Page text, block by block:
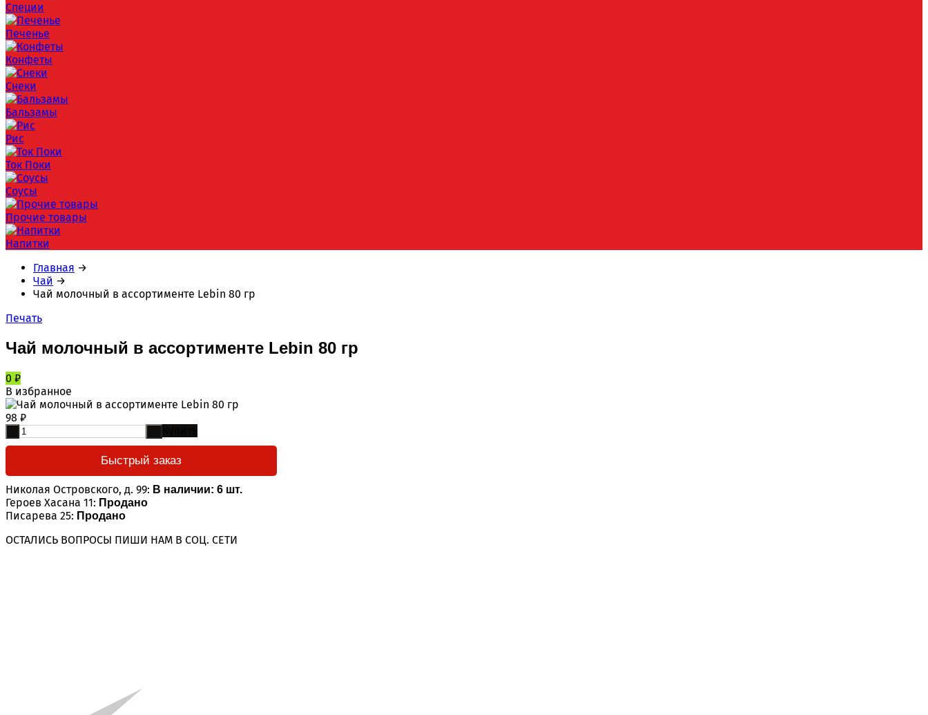
Специи
Печенье
Конфеты
Снеки
Бальзамы
Рис
Ток Поки
Соусы
Прочие товары
Напитки
Главная →
Чай →
Чай молочный в ассортименте Lebin 80 гр
Печать
Чай молочный в ассортименте Lebin 80 гр
0 ₽
В избранное
98 ₽
Быстрый заказ
Николая Островского, д. 99: В наличии: 6 шт.
Героев Хасана 11: Продано
Писарева 25: Продано
ОСТАЛИСЬ ВОПРОСЫ ПИШИ НАМ В СОЦ. СЕТИ